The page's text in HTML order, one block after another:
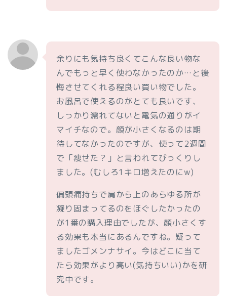
余りにも気持ち良くてこんな良い物な
んでもっと早く使わなかったのか…と後
悔させてくれる程良い買い物でした。
お風呂で使えるのがとても良いです、
しっかり濡れてないと電気の通りがイ
マイチなので。顔が小さくなるのは期
待してなかったのですが、使って2週間
で「痩せた？」と言われてびっくりし
ました。(むしろ1キロ増えたのにw)
偏頭痛持ちで肩から上のあらゆる所が
凝り固まってるのをほぐしたかったの
が1番の購入理由でしたが、顔小さくす
る効果も本当にあるんですね。疑って
ましたゴメンナサイ。今はどこに当て
たら効果がより高い(気持ちいい)かを研
究中です。